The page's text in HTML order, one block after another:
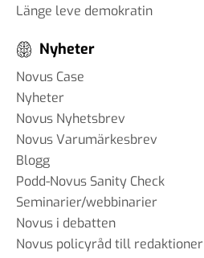
Länge leve demokratin
Nyheter
Novus Case
Nyheter
Novus Nyhetsbrev
Novus Varumärkesbrev
Blogg
Podd-Novus Sanity Check
Seminarier/webbinarier
Novus i debatten
Novus policyråd till redaktioner